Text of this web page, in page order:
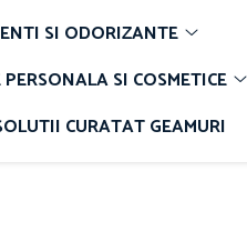
SI ODORIZANTE
PERSONALA SI COSMETICE
CURATAT GEAMURI